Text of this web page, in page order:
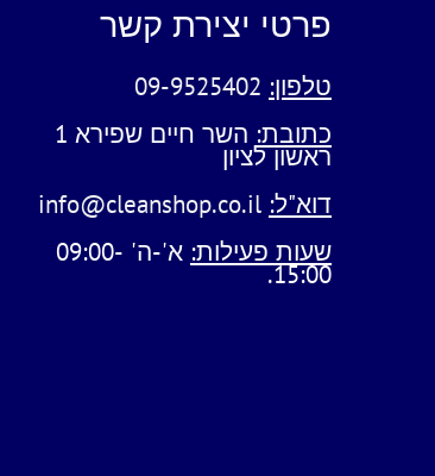
פרטי יצירת קשר
טלפון: 09-9525402
כתובת:
השר חיים שפירא 1
ראשון לציון
דוא"ל: info@cleanshop.co.il
שעות פעילות:
א'-ה' 09:00-
15:00.